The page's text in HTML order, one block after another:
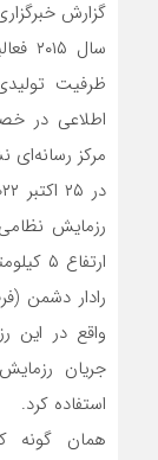
گزارش
ظرفیت
اطلاعی در
مرکز
واقع در این
جریان
استفاده کرد.
همان گونه